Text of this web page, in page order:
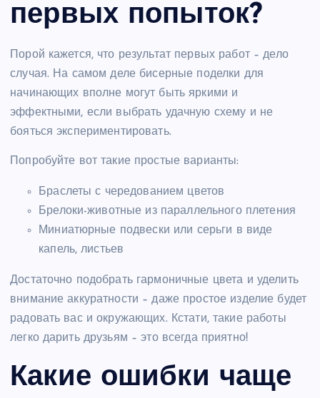
первых попыток?
Порой кажется, что результат первых работ – дело
случая. На самом деле бисерные поделки для
начинающих вполне могут быть яркими и
эффектными, если выбрать удачную схему и не
бояться экспериментировать.
Попробуйте вот такие простые варианты:
Браслеты с чередованием цветов
Брелоки-животные из параллельного плетения
Миниатюрные подвески или серьги в виде
капель, листьев
Достаточно подобрать гармоничные цвета и уделить
внимание аккуратности – даже простое изделие будет
радовать вас и окружающих. Кстати, такие работы
легко дарить друзьям – это всегда приятно!
Какие ошибки чаще